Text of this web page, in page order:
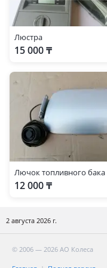
Люстра
15 000 ₸
Лючок топливного бака
12 000 ₸
2 августа 2026 г.
© 2006 — 2026 АО Колеса